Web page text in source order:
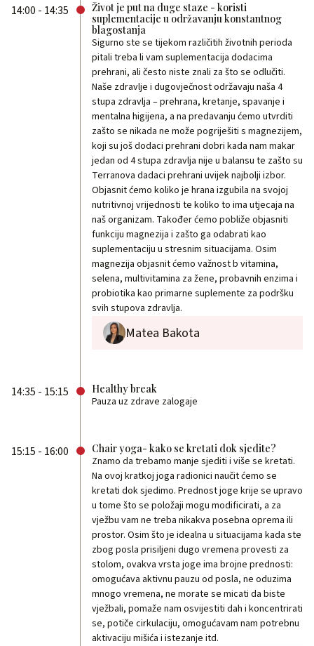
14:00 - 14:35
Život je put na duge staze - koristi
suplementacije u održavanju konstantnog
blagostanja
Sigurno ste se tijekom različitih životnih perioda
pitali treba li vam suplementacija dodacima
prehrani, ali često niste znali za što se odlučiti.
Naše zdravlje i dugovječnost održavaju naša 4
stupa zdravlja – prehrana, kretanje, spavanje i
mentalna higijena, a na predavanju ćemo utvrditi
zašto se nikada ne može pogriješiti s magnezijem,
koji su još dodaci prehrani dobri kada nam makar
jedan od 4 stupa zdravlja nije u balansu te zašto su
Terranova dadaci prehrani uvijek najbolji izbor.
Objasnit ćemo koliko je hrana izgubila na svojoj
nutritivnoj vrijednosti te koliko to ima utjecaja na
naš organizam. Također ćemo pobliže objasniti
funkciju magnezija i zašto ga odabrati kao
suplementaciju u stresnim situacijama. Osim
magnezija objasnit ćemo važnost b vitamina,
selena, multivitamina za žene, probavnih enzima i
probiotika kao primarne suplemente za podršku
svih stupova zdravlja.
Matea Bakota
14:35 - 15:15 Healthy break
Pauza uz zdrave zalogaje
15:15 - 16:00 Chair yoga- kako se kretati dok sjedite?
Znamo da trebamo manje sjediti i više se kretati.
Na ovoj kratkoj joga radionici naučit ćemo se
kretati dok sjedimo. Prednost joge krije se upravo
u tome što se položaji mogu modificirati, a za
vježbu vam ne treba nikakva posebna oprema ili
prostor. Osim što je idealna u situacijama kada ste
zbog posla prisiljeni dugo vremena provesti za
stolom, ovakva vrsta joge ima brojne prednosti:
omogućava aktivnu pauzu od posla, ne oduzima
mnogo vremena, ne morate se micati da biste
vježbali, pomaže nam osvijestiti dah i koncentrirati
se, potiče cirkulaciju, omogućavam nam potrebnu
aktivaciju mišića i istezanje itd.